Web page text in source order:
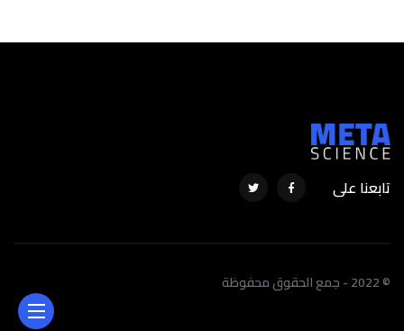
تابعنا على
© 2022 - جمع الحقوق محفوظة